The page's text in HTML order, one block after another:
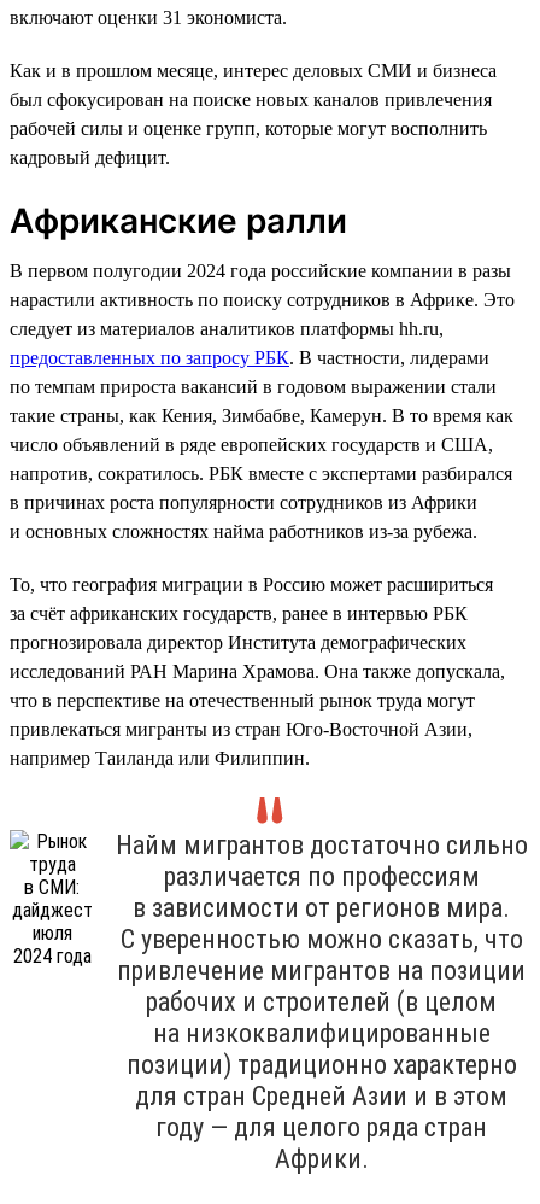
включают оценки 31 экономиста.
Как и в прошлом месяце, интерес деловых СМИ и бизнеса
был сфокусирован на поиске новых каналов привлечения
рабочей силы и оценке групп, которые могут восполнить
кадровый дефицит.
Африканские ралли
В первом полугодии 2024 года российские компании в разы
нарастили активность по поиску сотрудников в Африке. Это
следует из материалов аналитиков платформы hh.ru,
предоставленных по запросу РБК. В частности, лидерами
по темпам прироста вакансий в годовом выражении стали
такие страны, как Кения, Зимбабве, Камерун. В то время как
число объявлений в ряде европейских государств и США,
напротив, сократилось. РБК вместе с экспертами разбирался
в причинах роста популярности сотрудников из Африки
и основных сложностях найма работников из-за рубежа.
То, что география миграции в Россию может расшириться
за счёт африканских государств, ранее в интервью РБК
прогнозировала директор Института демографических
исследований РАН Марина Храмова. Она также допускала,
что в перспективе на отечественный рынок труда могут
привлекаться мигранты из стран Юго-Восточной Азии,
например Таиланда или Филиппин.
Найм мигрантов достаточно сильно
различается по профессиям
в зависимости от регионов мира.
С уверенностью можно сказать, что
привлечение мигрантов на позиции
рабочих и строителей (в целом
на низкоквалифицированные
позиции) традиционно характерно
для стран Средней Азии и в этом
году — для целого ряда стран
Африки.